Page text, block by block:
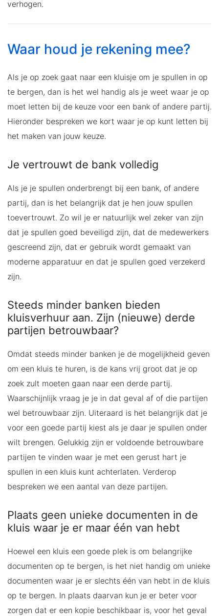
verhogen.
Waar houd je rekening mee?
Als je op zoek gaat naar een kluisje om je spullen in op
te bergen, dan is het wel handig als je weet waar je op
moet letten bij de keuze voor een bank of andere partij.
Hieronder bespreken we kort waar je op kunt letten bij
het maken van jouw keuze.
Je vertrouwt de bank volledig
Als je je spullen onderbrengt bij een bank, of andere
partij, dan is het belangrijk dat je hen jouw spullen
toevertrouwt. Zo wil je er natuurlijk wel zeker van zijn
dat je spullen goed beveiligd zijn, dat de medewerkers
gescreend zijn, dat er gebruik wordt gemaakt van
moderne apparatuur en dat je spullen goed verzekerd
zijn.
Steeds minder banken bieden
kluisverhuur aan. Zijn (nieuwe) derde
partijen betrouwbaar?
Omdat steeds minder banken je de mogelijkheid geven
om een kluis te huren, is de kans vrij groot dat je op
zoek zult moeten gaan naar een derde partij.
Waarschijnlijk vraag je je in dat geval af of die partijen
wel betrouwbaar zijn. Uiteraard is het belangrijk dat je
voor een goede partij kiest als je daar je spullen onder
wilt brengen. Gelukkig zijn er voldoende betrouwbare
partijen te vinden waar je met een gerust hart je
spullen in een kluis kunt achterlaten. Verderop
bespreken we een aantal van deze partijen.
Plaats geen unieke documenten in de
kluis waar je er maar één van hebt
Hoewel een kluis een goede plek is om belangrijke
documenten op te bergen, is het niet handig om unieke
documenten waar je er slechts één van hebt in de kluis
op te bergen. In plaats daarvan kun je er beter voor
zorgen dat er een kopie beschikbaar is, voor het geval